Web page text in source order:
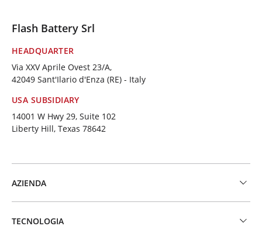
Flash Battery Srl
HEADQUARTER
Via XXV Aprile Ovest 23/A,
42049 Sant'Ilario d'Enza (RE) - Italy
USA SUBSIDIARY
14001 W Hwy 29, Suite 102
Liberty Hill, Texas 78642
AZIENDA
TECNOLOGIA